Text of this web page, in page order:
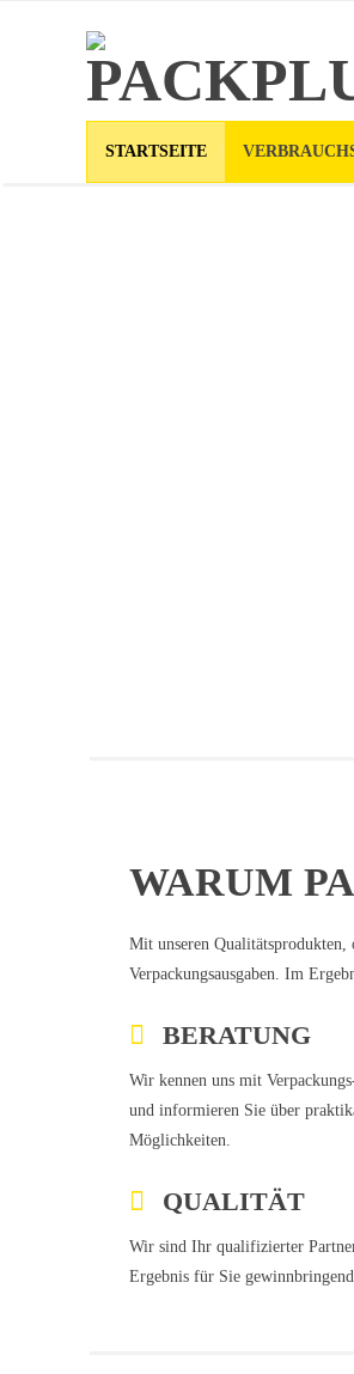
STARTSEITE
WARUM
Mit unseren Qualitätsprodukten,
Verpackungsausgaben. Im
BERATUNG
Wir kennen uns mit
und informieren Sie über
Möglichkeiten.
QUALITÄT
Wir sind Ihr qualifizierter
Ergebnis für Sie